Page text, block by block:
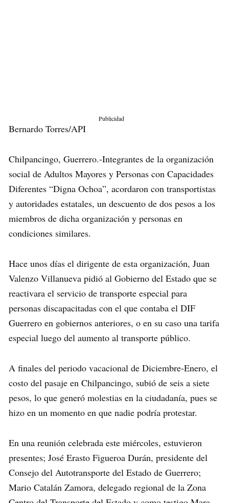
Publicidad
Bernardo Torres/API
Chilpancingo, Guerrero.-Integrantes de la organización
social de Adultos Mayores y Personas con Capacidades
Diferentes “Digna Ochoa”, acordaron con transportistas
y autoridades estatales, un descuento de dos pesos a los
miembros de dicha organización y personas en
condiciones similares.
Hace unos días el dirigente de esta organización, Juan
Valenzo Villanueva pidió al Gobierno del Estado que se
reactivara el servicio de transporte especial para
personas discapacitadas con el que contaba el DIF
Guerrero en gobiernos anteriores, o en su caso una tarifa
especial luego del aumento al transporte público.
A finales del periodo vacacional de Diciembre-Enero, el
costo del pasaje en Chilpancingo, subió de seis a siete
pesos, lo que generó molestias en la ciudadanía, pues se
hizo en un momento en que nadie podría protestar.
En una reunión celebrada este miércoles, estuvieron
presentes; José Erasto Figueroa Durán, presidente del
Consejo del Autotransporte del Estado de Guerrero;
Mario Catalán Zamora, delegado regional de la Zona